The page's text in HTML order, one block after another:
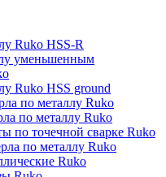
Ruko HSS-R
уменьшенным
Ruko HSS ground
по металлу Ruko
по металлу Ruko
по точечной сварке Ruko
по металлу Ruko
Ruko